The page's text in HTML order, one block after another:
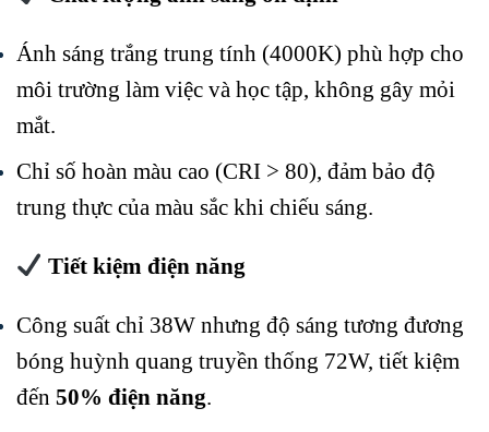
Ánh sáng trắng trung tính (4000K) phù hợp cho
môi trường làm việc và học tập, không gây mỏi
mắt.
Chỉ số hoàn màu cao (CRI > 80), đảm bảo độ
trung thực của màu sắc khi chiếu sáng.
Tiết kiệm điện năng
Công suất chỉ 38W nhưng độ sáng tương đương
bóng huỳnh quang truyền thống 72W, tiết kiệm
đến 50% điện năng.